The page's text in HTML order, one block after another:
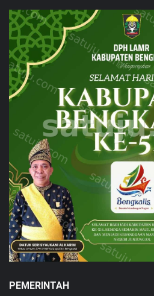
PEMERINTAH